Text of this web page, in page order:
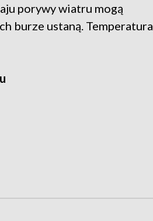
porywy wiatru mogą
burze ustaną. Temperatura